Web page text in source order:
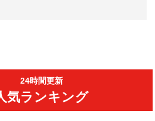
24時間更新
気ランキング